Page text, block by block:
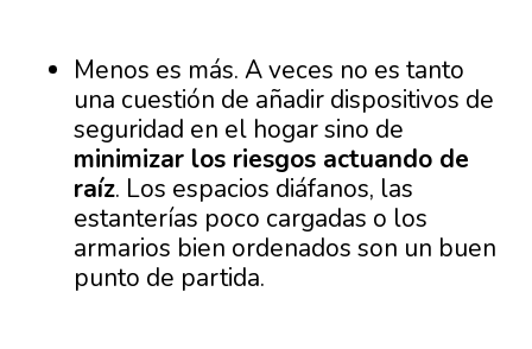
Menos es más. A veces no es tanto
una cuestión de añadir dispositivos de
seguridad en el hogar sino de
minimizar los riesgos actuando de
raíz. Los espacios diáfanos, las
estanterías poco cargadas o los
armarios bien ordenados son un buen
punto de partida.